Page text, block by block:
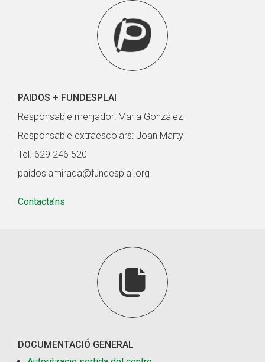
PAIDOS + FUNDESPLAI
Responsable menjador: Maria González
Responsable extraescolars: Joan Marty
Tel. 629 246 520
paidoslamirada@fundesplai.org
Contacta’ns

DOCUMENTACIÓ GENERAL